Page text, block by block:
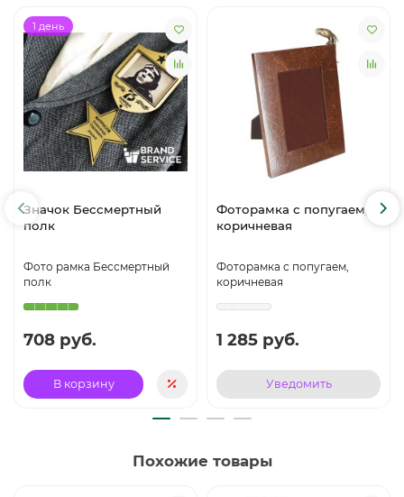
1 день
Значок Бессмертный
полк
Фото рамка Бессмертный
полк
708 руб.
В корзину
Фоторамка с попугаем,
коричневая
Фоторамка с попугаем,
коричневая
1 285 руб.
Уведомить
Похожие товары